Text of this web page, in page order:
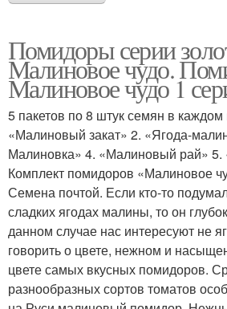
Помидоры серии
Малиновое чудо.
Малиновое чудо 1
5 пакетов по 8 штук семян в каждом
«Малиновый закат» 2. «Ягода-
Малиновка» 4. «Малиновый рай»
Комплект помидоров «Малиновое
Семена почтой. Если кто-то
сладких ягодах малины, то он
данном случае нас интересуют не
говорить о цвете, нежном и
цвете самых вкусных помидоров.
разнообразных сортов томатов